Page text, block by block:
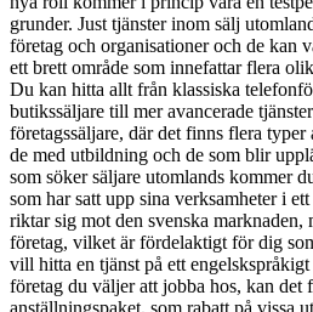
grunder. Just tjänster inom sälj
företag och organisationer och de kan
ett brett område som innefattar flera
Du kan hitta allt från klassiska
butikssäljare till mer avancerade
företagssäljare, där det finns flera typer
de med utbildning och de som blir
som söker säljare utomlands kommer
som har satt upp sina verksamheter i
riktar sig mot den svenska marknaden,
företag, vilket är fördelaktigt för dig
vill hitta en tjänst på ett
företag du väljer att jobba hos, kan
anställningspaket, som rabatt på vissa